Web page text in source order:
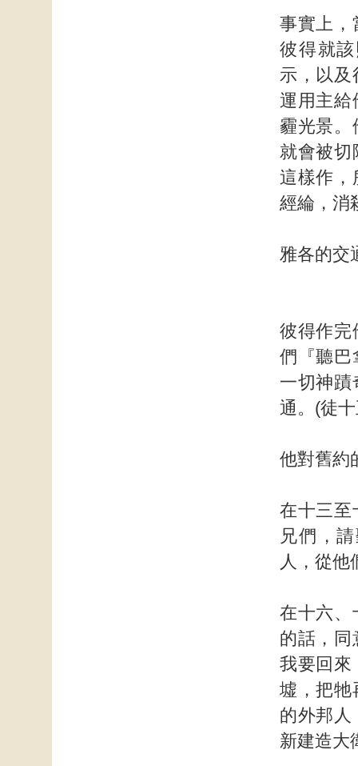
事實上，
彼得就
示，以及
運用主給
霾光景。
就會被切
這樣作，
經綸，消
雅各的交
彼得作完
們『聽巴
一切神蹟
通。(徒
他對舊約
在十三至
兄們，
人，從他
在十六、
的話，同
我要回來
墟，把牠
的外邦人
新建造大